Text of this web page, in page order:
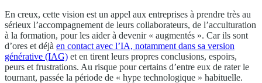
En creux, cette vision est un appel aux entreprises à prendre très au
sérieux l’accompagnement de leurs collaborateurs, de l’acculturation
à la formation, pour les aider à devenir « augmentés ». Car ils sont
d’ores et déjà en contact avec l’IA, notamment dans sa version
générative (IAG) et en tirent leurs propres conclusions, espoirs,
peurs et frustrations. Au risque pour certains d’entre eux de rater le
tournant, passée la période de « hype technologique » habituelle.